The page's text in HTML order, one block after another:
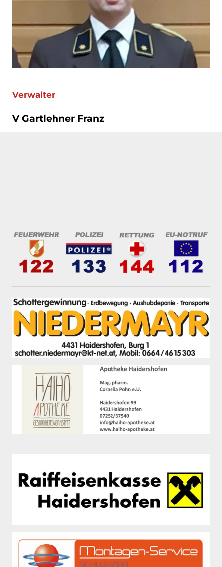
Verwalter
V Gartlehner Franz